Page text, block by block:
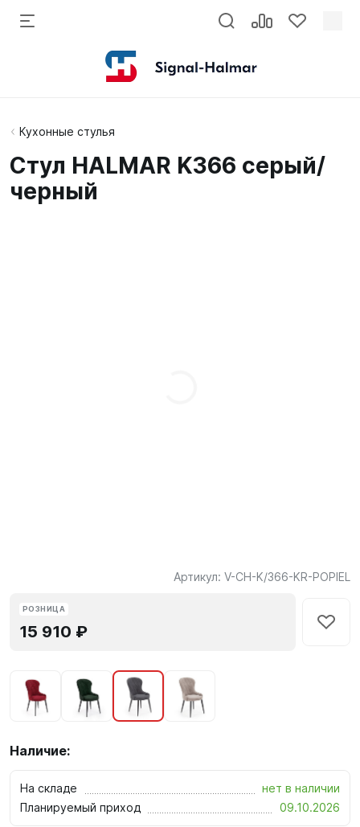
Кухонные стулья
Стул HALMAR K366 серый/
черный
Артикул: V-CH-K/366-KR-POPIEL
РОЗНИЦА
15 910 ₽
Наличие:
На складе
нет в наличии
Планируемый приход
09.10.2026